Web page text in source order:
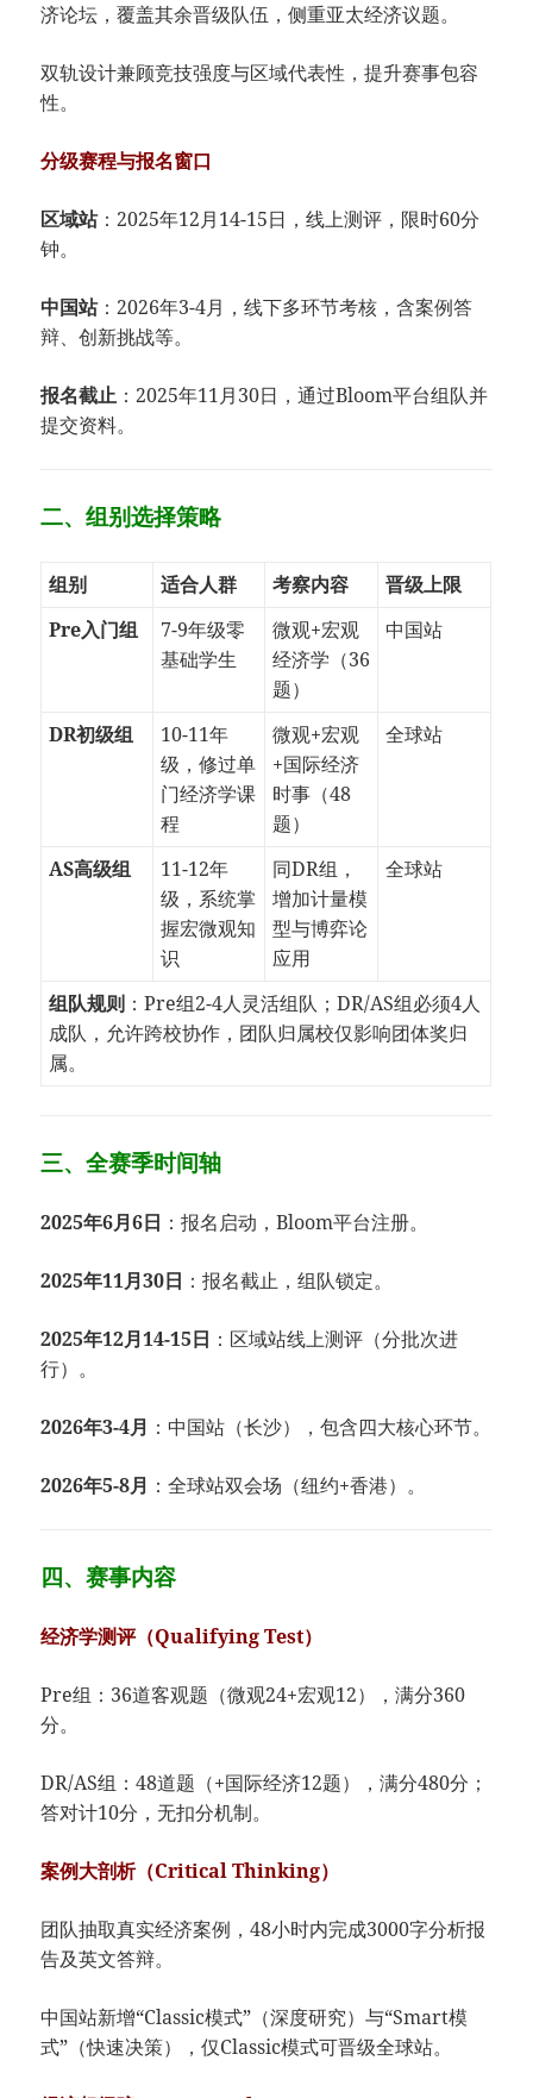
济论坛，覆盖其余晋级队伍，侧重亚太经济议题。
双轨设计兼顾竞技强度与区域代表性，提升赛事包容
性。
​分级赛程与报名窗口​
​区域站​​：2025年12月14-15日，线上测评，限时60分
钟。
​中国站​​：2026年3-4月，线下多环节考核，含案例答
辩、创新挑战等。
​报名截止​ ​：2025年11月30日，通过Bloom平台组队并
提交资料。
​​二、组别选择策略​
​组别​ ​适合人群​ ​考察内容​
​晋级上限​
​Pre入门组​
7-9年级零
基础学生
微观+宏观
经济学（36
题）
中国站
​DR初级组​
10-11年
级，修过单
门经济学课
程
微观+宏观
+国际经济
时事（48
题）
全球站
​AS高级组​
11-12年
级，系统掌
握宏微观知
识
同DR组，
增加计量模
型与博弈论
应用
全球站
​组队规则​ ​：Pre组2-4人灵活组队；DR/AS组必须4人
成队，允许跨校协作，团队归属校仅影响团体奖归
属。
​​三、全赛季时间轴​
​2025年6月6日​ ​：报名启动，Bloom平台注册。
​2025年11月30日​ ​：报名截止，组队锁定。
​2025年12月14-15日​ ​：区域站线上测评（分批次进
行）。
​2026年3-4月​ ​：中国站（长沙），包含四大核心环节。
​2026年5-8月​ ​：全球站双会场（纽约+香港）。
四、​​赛事内容
​经济学测评（Qualifying Test）​
Pre组：36道客观题（微观24+宏观12），满分360
分。
DR/AS组：48道题（+国际经济12题），满分480分；
答对计10分，无扣分机制。
​案例大剖析（Critical Thinking）​
团队抽取真实经济案例，48小时内完成3000字分析报
告及英文答辩。
中国站新增“Classic模式”（深度研究）与“Smart模
式”（快速决策），仅Classic模式可晋级全球站。